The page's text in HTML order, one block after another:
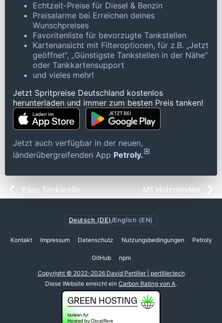
Echtzeit-Preise für Diesel & Benzin
Preisalarme bei Erreichen deines
Wunschpreises
Favoritenliste für bevorzugte Tankstellen
Kartenansicht mit Filteroptionen, für z.B. „Jetzt
geöffnet“, „Günstigste Tankstellen in der Nähe“
oder Tankkartensupport
und vieles mehr!
Jetzt Spritpreise Deutschland kostenlos
herunterladen und immer zum besten Preis tanken!
Jetzt auch verfügbar in der neuen,
länderübergreifenden App Petroly.
Esso Tankstelle M1 Holzminden
Deutsch (DE) /English (EN)
Kontakt Impressum Datenschutz Nutzungsbedingungen Petroly
GitHub npm
Copyright © 2022-2026 David Pertiller | pertiller.tech
Diese Website erreicht ein Carbon Rating von A.